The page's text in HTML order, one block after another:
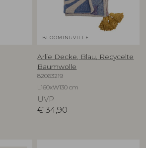
BLOOMINGVILLE
Arlie Decke, Blau, Recycelte
Baumwolle
82063219
L160xW130 cm
UVP
€ 34,90